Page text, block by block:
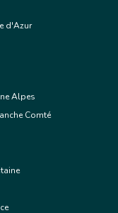
d'Azur
Alpes
Comté